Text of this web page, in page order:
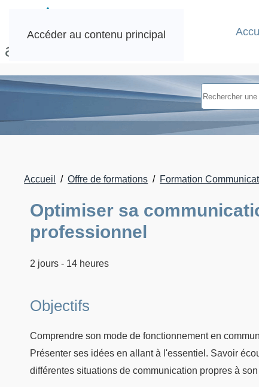
Accéder au contenu principal
Accueil Offre de formations Formation
Optimiser sa
professionnel
2 jours - 14 heures
Objectifs
Comprendre son mode de fonctionnement en
Présenter ses idées en allant à l'essentiel. Savoir
différentes situations de communication propres à